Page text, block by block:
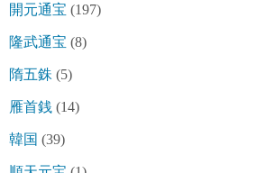
開元通宝 (197)
隆武通宝 (8)
隋五銖 (5)
雁首銭 (14)
韓国 (39)